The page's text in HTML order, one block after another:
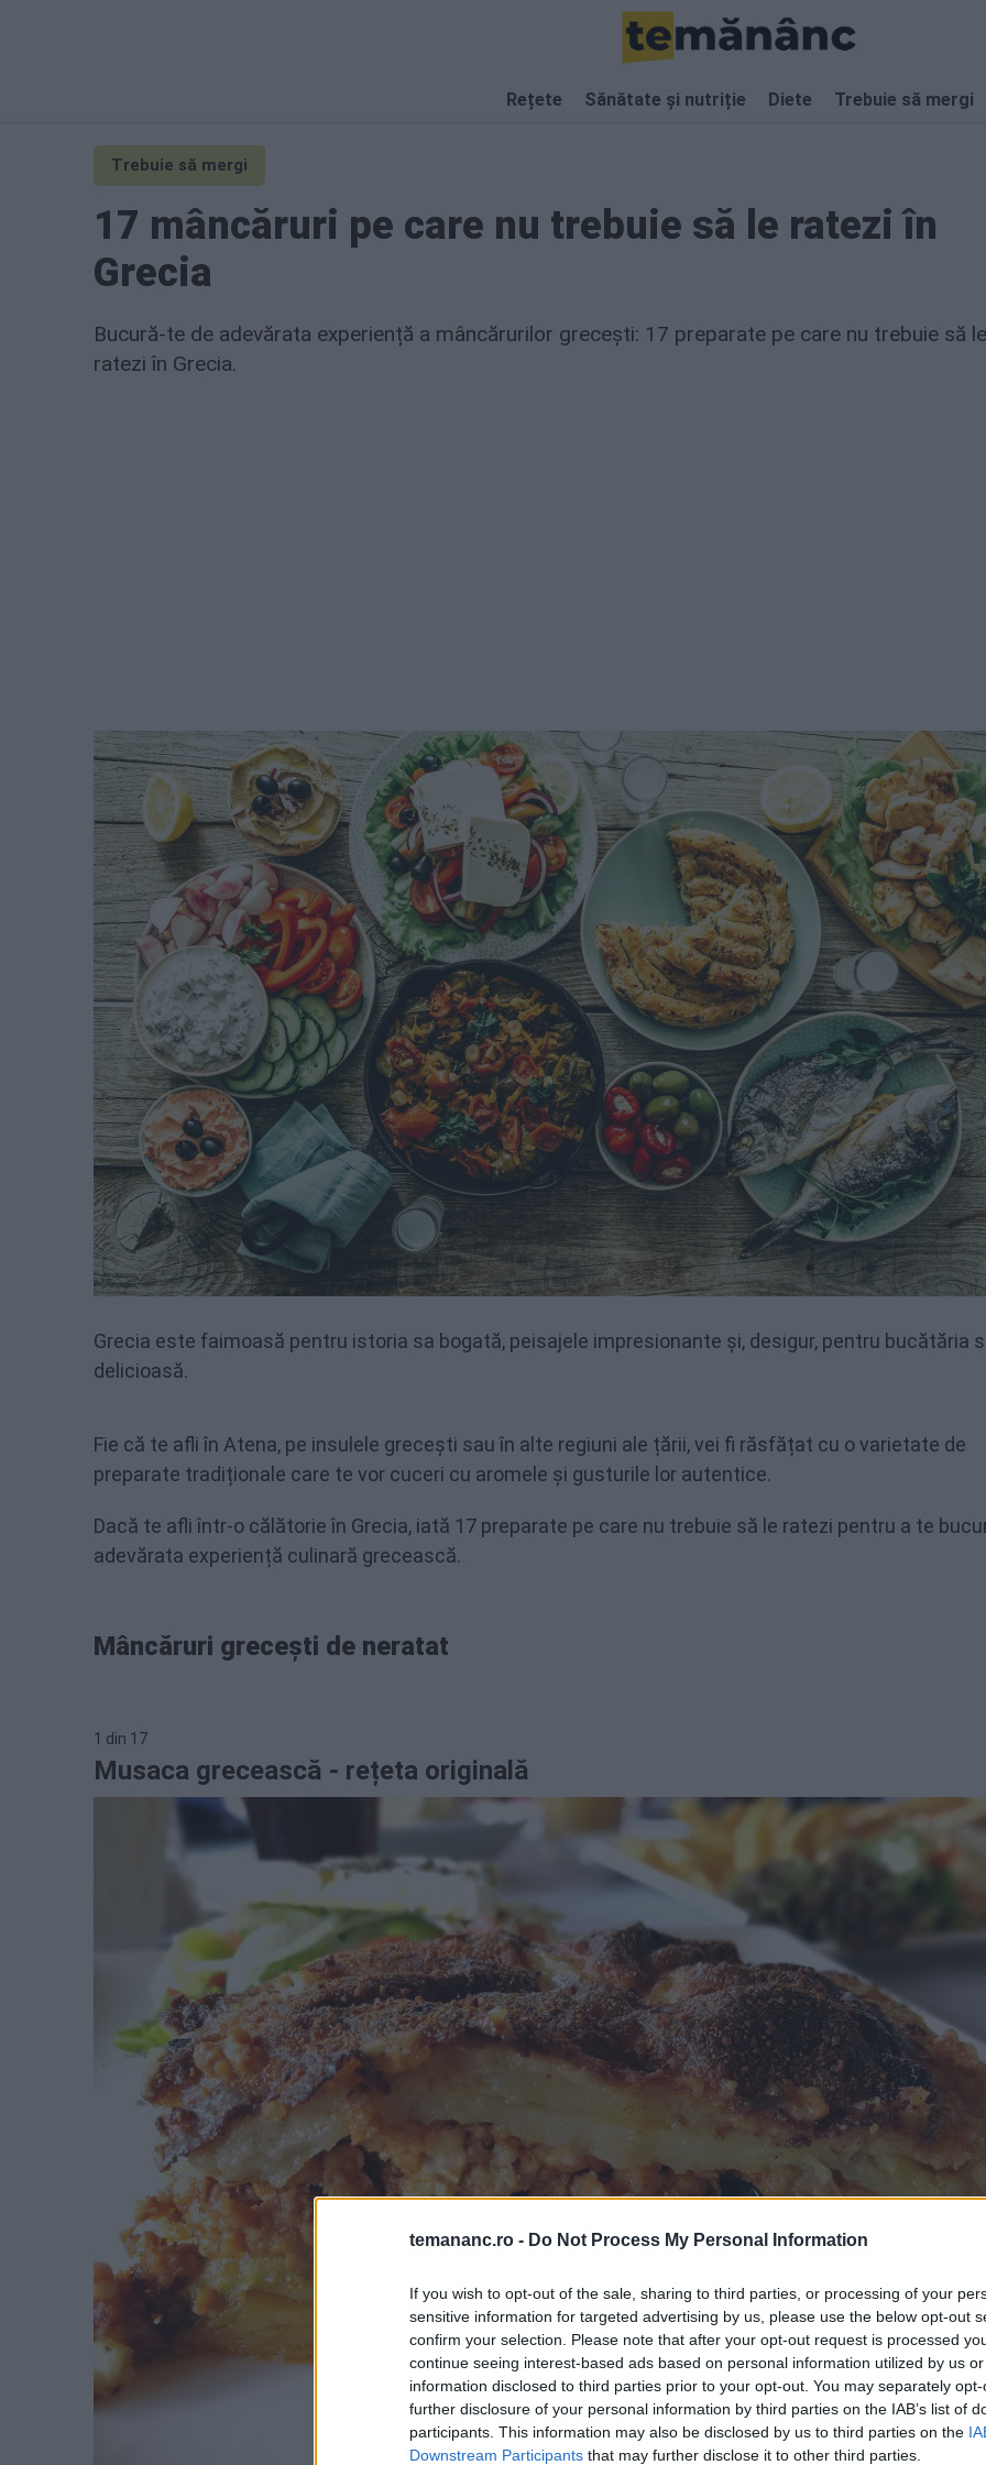
temananc.ro - Do Not Process My Personal Information
If you wish to opt-out of the sale, sharing to third parties, or processing of your
sensitive information for targeted advertising by us, please use the below opt-out
confirm your selection. Please note that after your opt-out request is processed
continue seeing interest-based ads based on personal information utilized by us
information disclosed to third parties prior to your opt-out. You may separately
further disclosure of your personal information by third parties on the IAB’s list of
participants. This information may also be disclosed by us to third parties on the
Downstream Participants that may further disclose it to other third parties.
Rețete Sănătate și nutriție Diete Trebuie să mergi
Trebuie să mergi
17 mâncăruri pe care nu trebuie să le ratezi în
Grecia
Bucură-te de adevărata experiență a mâncărurilor grecești: 17 preparate pe care nu trebuie să le
ratezi în Grecia.
Grecia este faimoasă pentru istoria sa bogată, peisajele impresionante și, desigur, pentru bucătăria
delicioasă.
Fie că te afli în Atena, pe insulele grecești sau în alte regiuni ale țării, vei fi răsfățat cu o varietate de
preparate tradiționale care te vor cuceri cu aromele și gusturile lor autentice.
Dacă te afli într-o călătorie în Grecia, iată 17 preparate pe care nu trebuie să le ratezi pentru a te
adevărata experiență culinară grecească.
Mâncăruri grecești de neratat
1 din 17
Musaca grecească - rețeta originală